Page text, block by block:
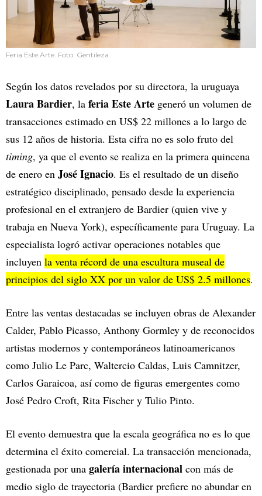
Feria Este Arte. Foto: Gentileza.
Según los datos revelados por su directora, la uruguaya
Laura Bardier, la feria Este Arte generó un volumen de
transacciones estimado en US$ 22 millones a lo largo de
sus 12 años de historia. Esta cifra no es solo fruto del
timing, ya que el evento se realiza en la primera quincena
de enero en José Ignacio. Es el resultado de un diseño
estratégico disciplinado, pensado desde la experiencia
profesional en el extranjero de Bardier (quien vive y
trabaja en Nueva York), específicamente para Uruguay. La
especialista logró activar operaciones notables que
incluyen la venta récord de una escultura museal de
principios del siglo XX por un valor de US$ 2.5 millones.
Entre las ventas destacadas se incluyen obras de Alexander
Calder, Pablo Picasso, Anthony Gormley y de reconocidos
artistas modernos y contemporáneos latinoamericanos
como Julio Le Parc, Waltercio Caldas, Luis Camnitzer,
Carlos Garaicoa, así como de figuras emergentes como
José Pedro Croft, Rita Fischer y Tulio Pinto.
El evento demuestra que la escala geográfica no es lo que
determina el éxito comercial. La transacción mencionada,
gestionada por una galería internacional con más de
medio siglo de trayectoria (Bardier prefiere no abundar en